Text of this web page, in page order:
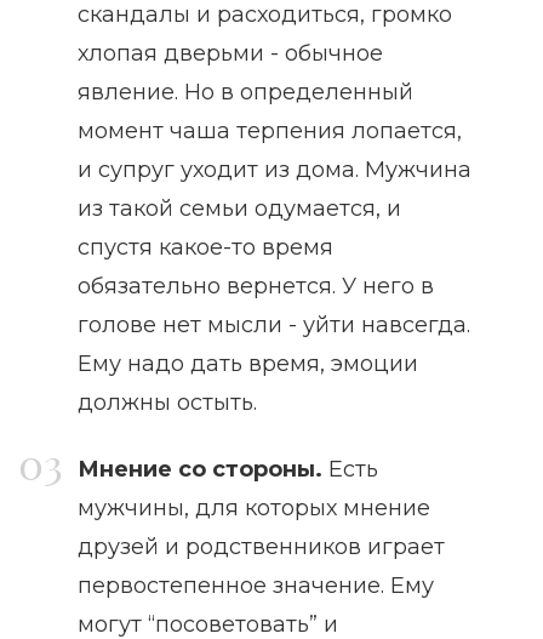
скандалы и расходиться, громко
хлопая дверьми - обычное
явление. Но в определенный
момент чаша терпения лопается,
и супруг уходит из дома. Мужчина
из такой семьи одумается, и
спустя какое-то время
обязательно вернется. У него в
голове нет мысли - уйти навсегда.
Ему надо дать время, эмоции
должны остыть.
Мнение со стороны. Есть
мужчины, для которых мнение
друзей и родственников играет
первостепенное значение. Ему
могут “посоветовать” и